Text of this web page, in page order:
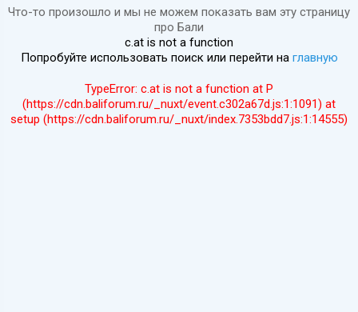
Что-то произошло и мы не можем показать вам эту страницу
про Бали
c.at is not a function
Попробуйте использовать поиск или перейти на главную
TypeError: c.at is not a function at P
(https://cdn.baliforum.ru/_nuxt/event.c302a67d.js:1:1091) at
setup (https://cdn.baliforum.ru/_nuxt/index.7353bdd7.js:1:14555)